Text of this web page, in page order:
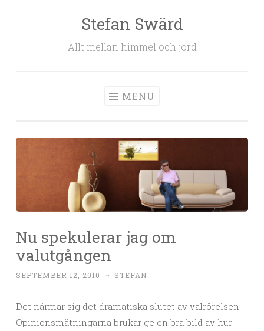
Stefan Swärd
Allt mellan himmel och jord
MENU
Nu spekulerar jag om
valutgången
SEPTEMBER 12, 2010 ~ STEFAN
Det närmar sig det dramatiska slutet av valrörelsen.
Opinionsmätningarna brukar ge en bra bild av hur